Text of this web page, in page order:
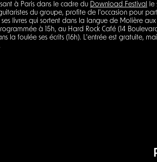
à Paris dans le cadre du Download Festival
le
du groupe, profite de l'occasion pour
ses livres qui sortent dans la langue de Molière
à 15h, au Hard Rock Café (14
la foulée ses écrits (16h). L'entrée est gratuite,